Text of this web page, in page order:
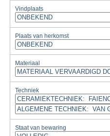
Vindplaats
Plaats van herkomst
Materiaal
Techniek
Staat van bewaring